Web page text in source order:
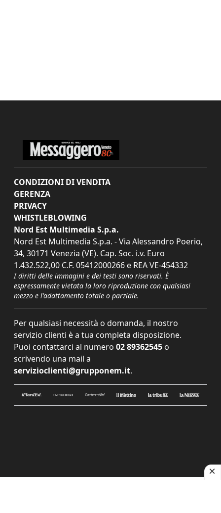
CONDIZIONI DI VENDITA
GERENZA
PRIVACY
WHISTLEBLOWING
Nord Est Multimedia S.p.a.
Nord Est Multimedia S.p.a. - Via Alessandro Poerio,
34, 30171 Venezia (VE). Cap. Soc. i.v. Euro
1.432.522,00 C.F. 05412000266 e REA VE-454332
I diritti delle immagini e dei testi sono riservati. È
espressamente vietata la loro riproduzione con qualsiasi
mezzo e l'adattamento totale o parziale.
Per qualsiasi necessità o domanda, il nostro
servizio clienti è a tua completa disposizione.
Puoi contattarci al numero 02 89362545 o
scrivendo una mail a
servizioclienti@grupponem.it.